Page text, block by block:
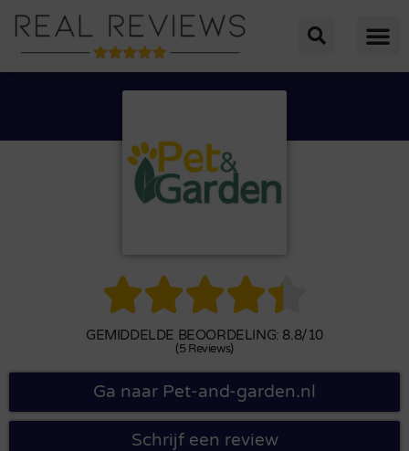

GEMIDDELDE BEOORDELING: 8.8/10
(5 Reviews)
Ga naar Pet-and-garden.nl
Schrijf een review